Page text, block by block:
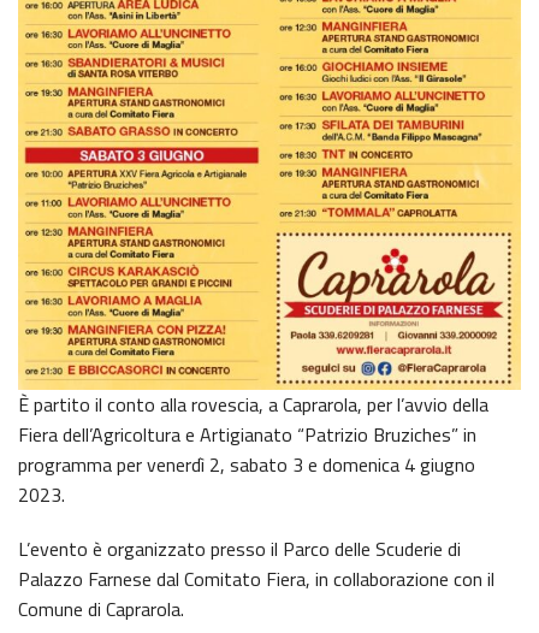
È partito il conto alla rovescia, a Caprarola, per l’avvio della
Fiera dell’Agricoltura e Artigianato “Patrizio Bruziches” in
programma per venerdì 2, sabato 3 e domenica 4 giugno
2023.
L’evento è organizzato presso il Parco delle Scuderie di
Palazzo Farnese dal Comitato Fiera, in collaborazione con il
Comune di Caprarola.